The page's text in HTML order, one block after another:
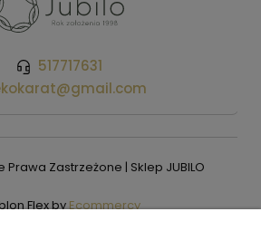
517717631
Prawa Zastrzeżone | Sklep JUBILO
Flex byEcommercy